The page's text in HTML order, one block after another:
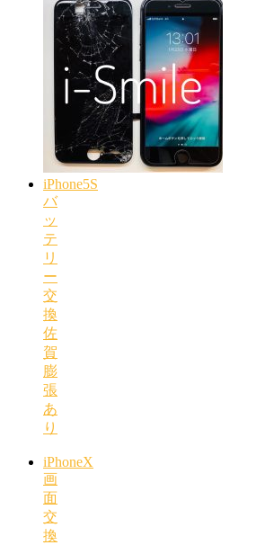
iPhone5S
バ
ッ
テ
リ
ー
交
換
佐
賀
膨
張
あ
り
iPhoneX
画
面
交
換